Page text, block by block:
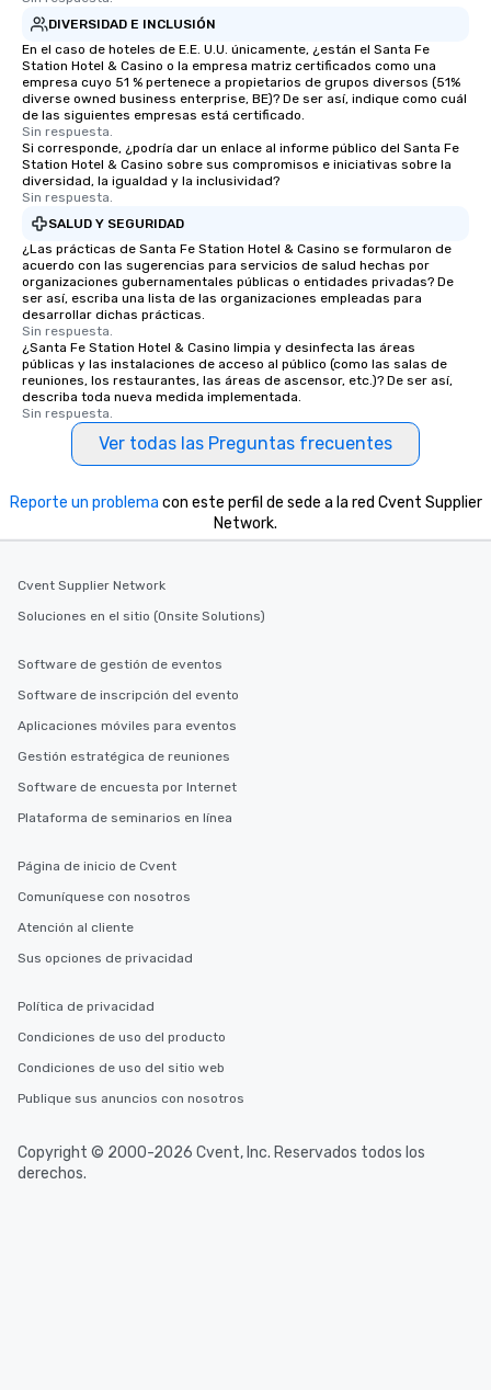
DIVERSIDAD E INCLUSIÓN
En el caso de hoteles de E.E. U.U. únicamente, ¿están el Santa Fe
Station Hotel & Casino o la empresa matriz certificados como una
empresa cuyo 51 % pertenece a propietarios de grupos diversos (51%
diverse owned business enterprise, BE)? De ser así, indique como cuál
de las siguientes empresas está certificado.
Sin respuesta.
Si corresponde, ¿podría dar un enlace al informe público del Santa Fe
Station Hotel & Casino sobre sus compromisos e iniciativas sobre la
diversidad, la igualdad y la inclusividad?
Sin respuesta.
SALUD Y SEGURIDAD
¿Las prácticas de Santa Fe Station Hotel & Casino se formularon de
acuerdo con las sugerencias para servicios de salud hechas por
organizaciones gubernamentales públicas o entidades privadas? De
ser así, escriba una lista de las organizaciones empleadas para
desarrollar dichas prácticas.
Sin respuesta.
¿Santa Fe Station Hotel & Casino limpia y desinfecta las áreas
públicas y las instalaciones de acceso al público (como las salas de
reuniones, los restaurantes, las áreas de ascensor, etc.)? De ser así,
describa toda nueva medida implementada.
Sin respuesta.
Ver todas las Preguntas frecuentes
Reporte un problema con este perfil de sede a la red Cvent Supplier
Network.
Cvent Supplier Network
Soluciones en el sitio (Onsite Solutions)
Software de gestión de eventos
Software de inscripción del evento
Aplicaciones móviles para eventos
Gestión estratégica de reuniones
Software de encuesta por Internet
Plataforma de seminarios en línea
Página de inicio de Cvent
Comuníquese con nosotros
Atención al cliente
Sus opciones de privacidad
Política de privacidad
Condiciones de uso del producto
Condiciones de uso del sitio web
Publique sus anuncios con nosotros
Copyright © 2000-2026 Cvent, Inc. Reservados todos los
derechos.